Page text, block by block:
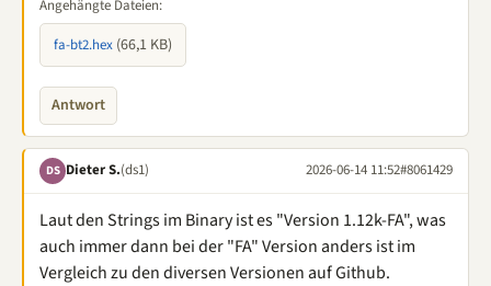
Angehängte Dateien:
fa-bt2.hex (66,1 KB)
Antwort
DS Dieter S.(ds1) 2026-06-14 11:52#8061429
Laut den Strings im Binary ist es "Version 1.12k-FA", was
auch immer dann bei der "FA" Version anders ist im
Vergleich zu den diversen Versionen auf Github.